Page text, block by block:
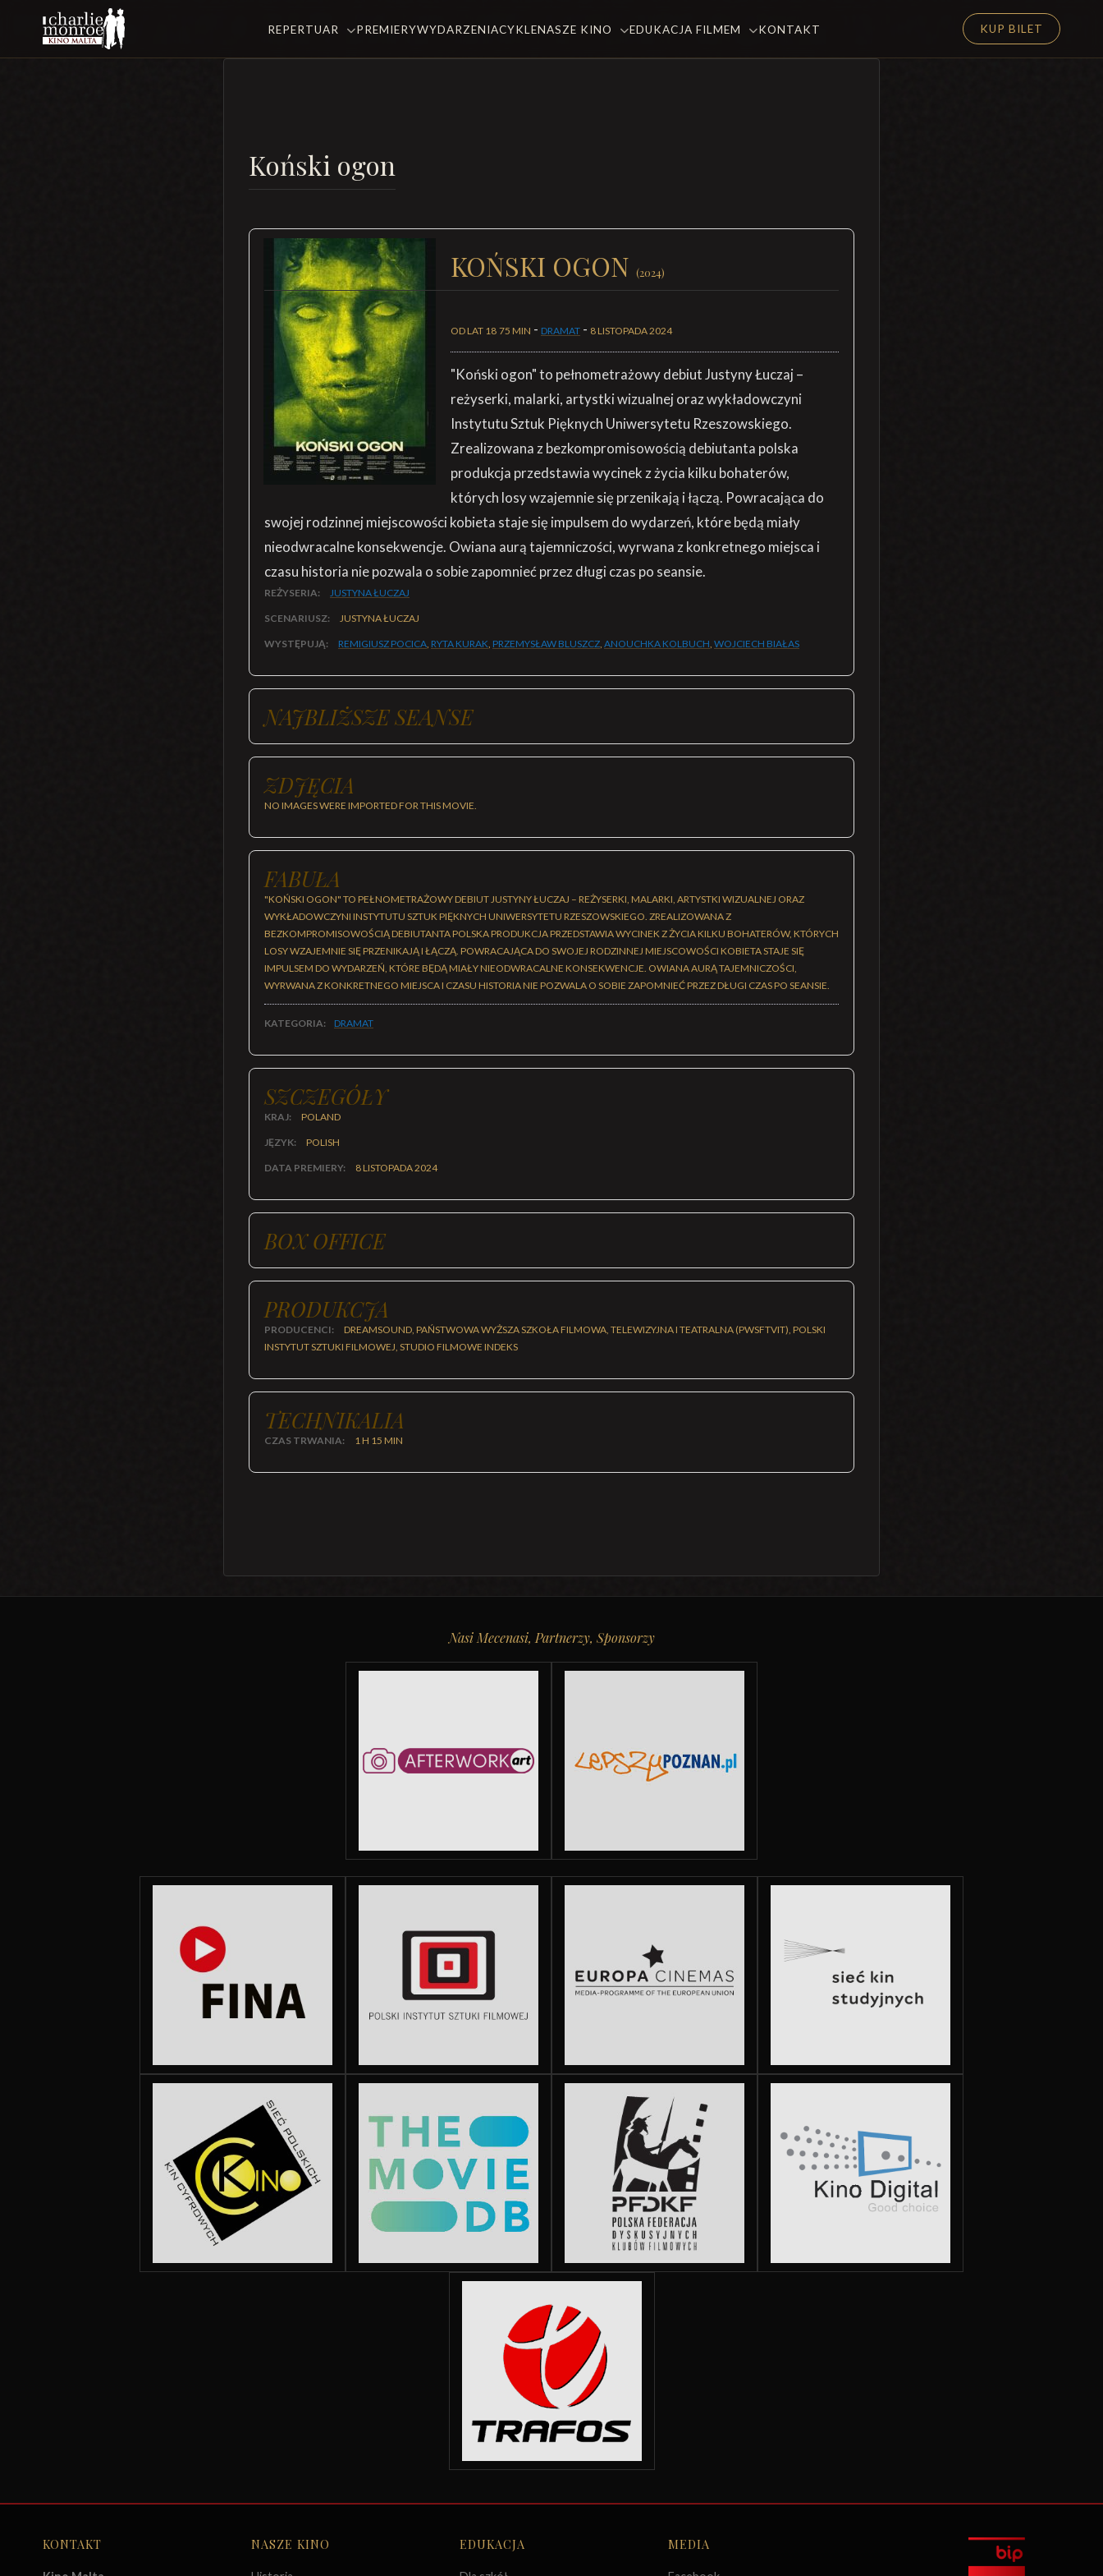
REPERTUAR PREMIERYWYDARZENIACYKLENASZE KINO EDUKACJA FILMEM KONTAKT KUP BILET
Koński ogon
KOŃSKI OGON (2024)
OD LAT 18 75 MIN - DRAMAT - 8 LISTOPADA 2024
"Koński ogon" to pełnometrażowy debiut Justyny Łuczaj –
reżyserki, malarki, artystki wizualnej oraz wykładowczyni
Instytutu Sztuk Pięknych Uniwersytetu Rzeszowskiego.
Zrealizowana z bezkompromisowością debiutanta polska
produkcja przedstawia wycinek z życia kilku bohaterów,
których losy wzajemnie się przenikają i łączą. Powracająca do
swojej rodzinnej miejscowości kobieta staje się impulsem do wydarzeń, które będą miały
nieodwracalne konsekwencje. Owiana aurą tajemniczości, wyrwana z konkretnego miejsca i
czasu historia nie pozwala o sobie zapomnieć przez długi czas po seansie.
REŻYSERIA: JUSTYNA ŁUCZAJ
SCENARIUSZ: JUSTYNA ŁUCZAJ
WYSTĘPUJĄ: REMIGIUSZ POCICA, RYTA KURAK, PRZEMYSŁAW BLUSZCZ, ANOUCHKA KOLBUCH, WOJCIECH BIAŁAS
NAJBLIŻSZE SEANSE
ZDJĘCIA
NO IMAGES WERE IMPORTED FOR THIS MOVIE.
FABUŁA
"KOŃSKI OGON" TO PEŁNOMETRAŻOWY DEBIUT JUSTYNY ŁUCZAJ – REŻYSERKI, MALARKI, ARTYSTKI WIZUALNEJ ORAZ
WYKŁADOWCZYNI INSTYTUTU SZTUK PIĘKNYCH UNIWERSYTETU RZESZOWSKIEGO. ZREALIZOWANA Z
BEZKOMPROMISOWOŚCIĄ DEBIUTANTA POLSKA PRODUKCJA PRZEDSTAWIA WYCINEK Z ŻYCIA KILKU BOHATERÓW, KTÓRYCH
LOSY WZAJEMNIE SIĘ PRZENIKAJĄ I ŁĄCZĄ. POWRACAJĄCA DO SWOJEJ RODZINNEJ MIEJSCOWOŚCI KOBIETA STAJE SIĘ
IMPULSEM DO WYDARZEŃ, KTÓRE BĘDĄ MIAŁY NIEODWRACALNE KONSEKWENCJE. OWIANA AURĄ TAJEMNICZOŚCI,
WYRWANA Z KONKRETNEGO MIEJSCA I CZASU HISTORIA NIE POZWALA O SOBIE ZAPOMNIEĆ PRZEZ DŁUGI CZAS PO SEANSIE.
KATEGORIA: DRAMAT
SZCZEGÓŁY
KRAJ: POLAND
JĘZYK: POLISH
DATA PREMIERY: 8 LISTOPADA 2024
BOX OFFICE
PRODUKCJA
PRODUCENCI:
DREAMSOUND, PAŃSTWOWA WYŻSZA SZKOŁA FILMOWA, TELEWIZYJNA I TEATRALNA (PWSFTVIT), POLSKI
INSTYTUT SZTUKI FILMOWEJ, STUDIO FILMOWE INDEKS
TECHNIKALIA
CZAS TRWANIA: 1 H 15 MIN
Nasi Mecenasi, Partnerzy, Sponsorzy
KONTAKT NASZE KINO EDUKACJA MEDIA